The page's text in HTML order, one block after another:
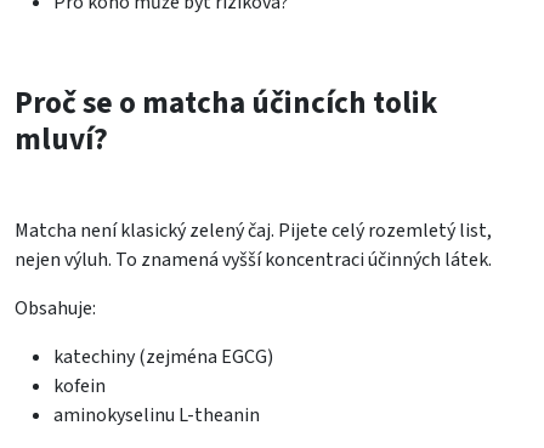
Proč se o matcha účincích tolik
mluví?
Matcha není klasický zelený čaj. Pijete celý rozemletý list,
nejen výluh. To znamená vyšší koncentraci účinných látek.
Obsahuje:
katechiny (zejména EGCG)
kofein
aminokyselinu L-theanin